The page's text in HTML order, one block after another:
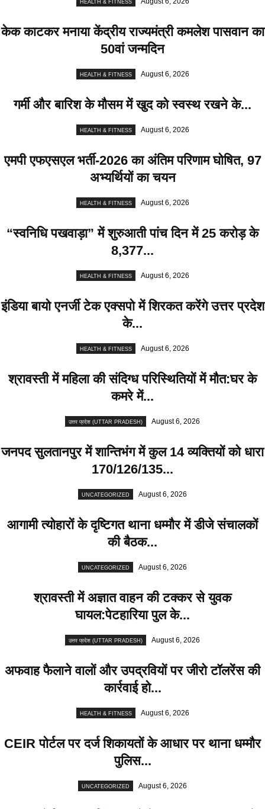
HEALTH & FITNESS
केक काटकर मनाया केंद्रीय राज्यमंत्री कमलेश पासवान का
50वां जन्मदिन
HEALTH & FITNESS August 6, 2026
गर्मी और बारिश के मौसम में खुद को स्वस्थ रखने के...
HEALTH & FITNESS August 6, 2026
एमपी एफएसएल भर्ती-2026 का अंतिम परिणाम घोषित, 97
अभ्यर्थियों का चयन
HEALTH & FITNESS August 6, 2026
“स्वनिधि पखवाड़ा” में शुरुआती पांच दिन में 25 करोड़ के
8,377...
HEALTH & FITNESS August 6, 2026
इंडिया बायो एनर्जी टेक एक्सपो में शिरकत करेंगे उत्तर प्रदेश
के...
HEALTH & FITNESS August 6, 2026
श्रावस्ती में महिला की संदिग्ध परिस्थितियों में मौत:घर के
कमरे में...
उत्तर प्रदेश (UTTAR PRADESH) August 6, 2026
जनपद सुलतानपुर में शान्तिभंग में कुल 14 व्यक्तियों को धारा
170/126/135...
UNCATEGORIZED August 6, 2026
आगामी त्योहारों के दृष्टिगत थाना धम्मौर में डीजे संचालकों
की बैठक...
UNCATEGORIZED August 6, 2026
श्रावस्ती में अज्ञात वाहन की टक्कर से युवक
घायल:पेटहारिया पुल के...
उत्तर प्रदेश (UTTAR PRADESH) August 6, 2026
अफवाह फैलाने वालों और उपद्रवियों पर जीरो टॉलरेंस की
कार्रवाई हो...
HEALTH & FITNESS August 6, 2026
CEIR पोर्टल पर दर्ज शिकायतों के आधार पर थाना धम्मौर
पुलिस...
UNCATEGORIZED August 6, 2026